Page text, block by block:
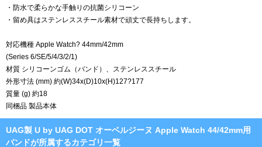
・防水で柔らかな手触りの抗菌シリコーン
・留め具はステンレススチール素材で頑丈で長持ちします。
対応機種 Apple Watch? 44mm/42mm
(Series 6/SE/5/4/3/2/1)
材質 シリコーンゴム（バンド）、ステンレススチール
外形寸法 (mm) 約(W)34x(D)10x(H)127?177
質量 (g) 約18
同梱品 製品本体
UAG製 U by UAG DOT オーベルジーヌ Apple Watch 44/42mm用
バンドが所属するカテゴリ一覧